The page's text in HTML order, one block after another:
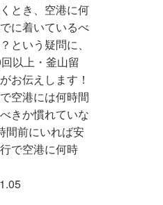
とき、空港に何
に着いているべ
という疑問に、
以上・釜山留
お伝えします！
空港には何時間
きか慣れていな
間前にいれば安
で空港に何時